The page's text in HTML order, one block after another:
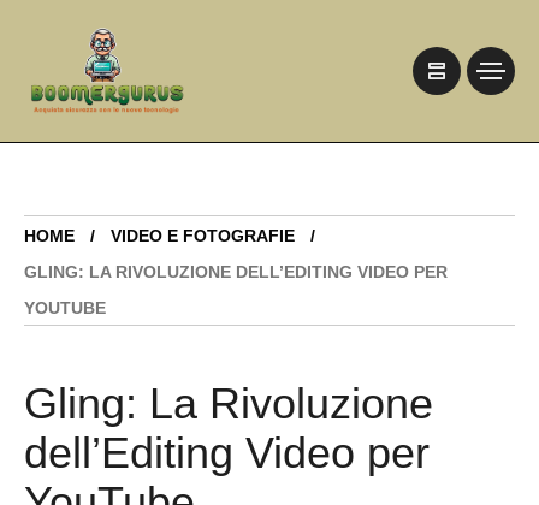
HOME
VIDEO E FOTOGRAFIE
GLING: LA RIVOLUZIONE DELL’EDITING VIDEO PER
YOUTUBE
Gling: La Rivoluzione
dell’Editing Video per